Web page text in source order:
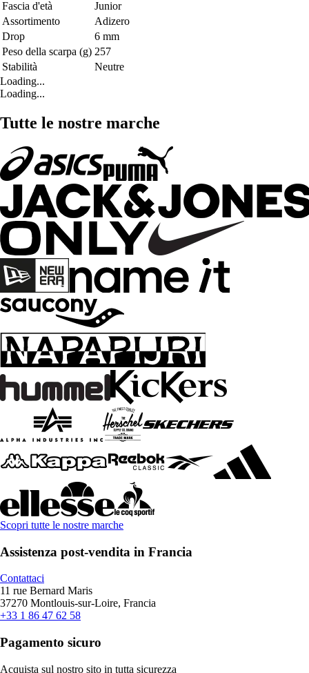
Fascia d'età
Junior
Assortimento
Adizero
Drop
6 mm
Peso della scarpa (g) 257
Stabilità
Neutre
Loading...
Loading...
Tutte le nostre marche
Scopri tutte le nostre marche
Assistenza post-vendita in Francia
Contattaci
11 rue Bernard Maris
37270 Montlouis-sur-Loire, Francia
+33 1 86 47 62 58
Pagamento sicuro
Acquista sul nostro sito in tutta sicurezza